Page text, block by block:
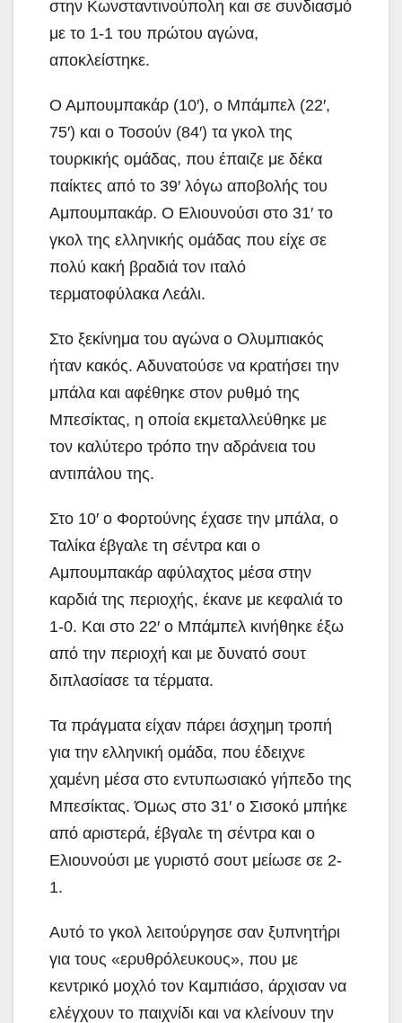
στην Κωνσταντινούπολη και σε συνδιασμό
με το 1-1 του πρώτου αγώνα,
αποκλείστηκε.
Ο Αμπουμπακάρ (10′), ο Μπάμπελ (22′,
75′) και ο Τοσούν (84′) τα γκολ της
τουρκικής ομάδας, που έπαιζε με δέκα
παίκτες από το 39′ λόγω αποβολής του
Αμπουμπακάρ. Ο Ελιουνούσι στο 31′ το
γκολ της ελληνικής ομάδας που είχε σε
πολύ κακή βραδιά τον ιταλό
τερματοφύλακα Λεάλι.
Στο ξεκίνημα του αγώνα ο Ολυμπιακός
ήταν κακός. Αδυνατούσε να κρατήσει την
μπάλα και αφέθηκε στον ρυθμό της
Μπεσίκτας, η οποία εκμεταλλεύθηκε με
τον καλύτερο τρόπο την αδράνεια του
αντιπάλου της.
Στο 10′ ο Φορτούνης έχασε την μπάλα, ο
Ταλίκα έβγαλε τη σέντρα και ο
Αμπουμπακάρ αφύλαχτος μέσα στην
καρδιά της περιοχής, έκανε με κεφαλιά το
1-0. Και στο 22′ ο Μπάμπελ κινήθηκε έξω
από την περιοχή και με δυνατό σουτ
διπλασίασε τα τέρματα.
Τα πράγματα είχαν πάρει άσχημη τροπή
για την ελληνική ομάδα, που έδειχνε
χαμένη μέσα στο εντυπωσιακό γήπεδο της
Μπεσίκτας. Όμως στο 31′ ο Σισοκό μπήκε
από αριστερά, έβγαλε τη σέντρα και ο
Ελιουνούσι με γυριστό σουτ μείωσε σε 2-
1.
Αυτό το γκολ λειτούργησε σαν ξυπνητήρι
για τους «ερυθρόλευκους», που με
κεντρικό μοχλό τον Καμπιάσο, άρχισαν να
ελέγχουν το παιχνίδι και να κλείνουν την